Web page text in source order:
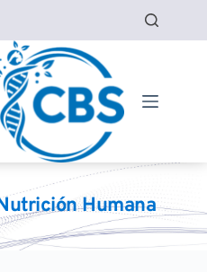
Humana